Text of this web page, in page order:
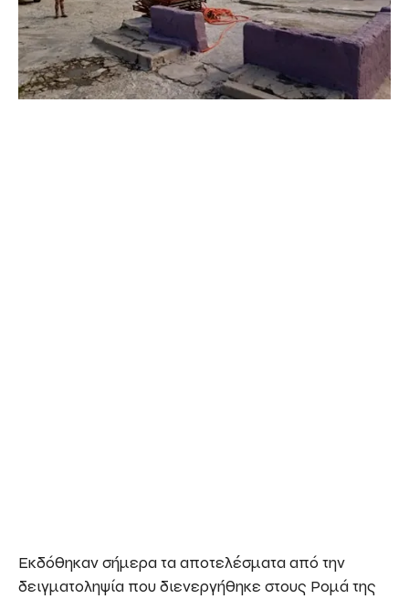
Εκδόθηκαν σήμερα τα αποτελέσματα από την
δειγματοληψία που διενεργήθηκε στους Ρομά της